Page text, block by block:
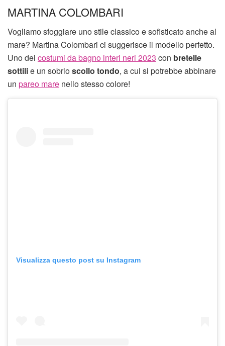
MARTINA COLOMBARI
Vogliamo sfoggiare uno stile classico e sofisticato anche al
mare? Martina Colombari ci suggerisce il modello perfetto.
Uno dei costumi da bagno interi neri 2023 con bretelle
sottilie un sobrioscollo tondo, a cui si potrebbe abbinare
un pareo mare nello stesso colore!
Visualizza questo post su Instagram